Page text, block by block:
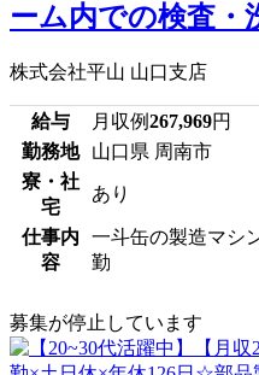
ーム内での検査・
株式会社平山 山口支店
給与 月収例267,969円
勤務地
山口県 周南市
寮・社
宅
あり
仕事内
容
一斗缶の製造マシ
勤
募集が停止しています